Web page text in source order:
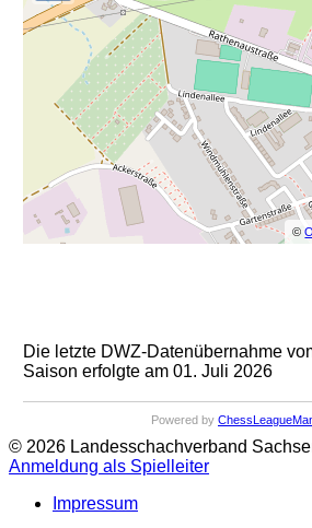
©
Die letzte DWZ-Datenübernahme
Saison erfolgte am 01. Juli 2026
Powered by
© 2026 Landesschachverband
Anmeldung als Spielleiter
Impressum